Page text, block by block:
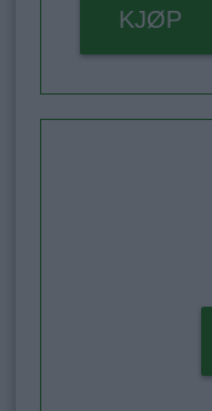
KJØP